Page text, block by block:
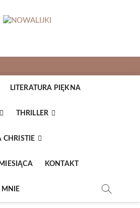
LITERATURA PIĘKNA
THRILLER
CHRISTIE
KONTAKT
MNIE